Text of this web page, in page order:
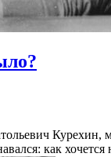
Курехин,
как хочется